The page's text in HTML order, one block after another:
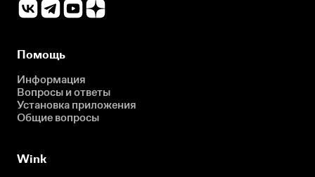
Помощь
Информация
Вопросы и ответы
Установка приложения
Общие вопросы
Wink